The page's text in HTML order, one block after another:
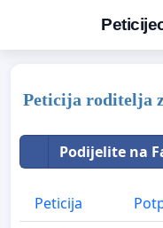
Peticija roditelja
Podijelite na
Peticija